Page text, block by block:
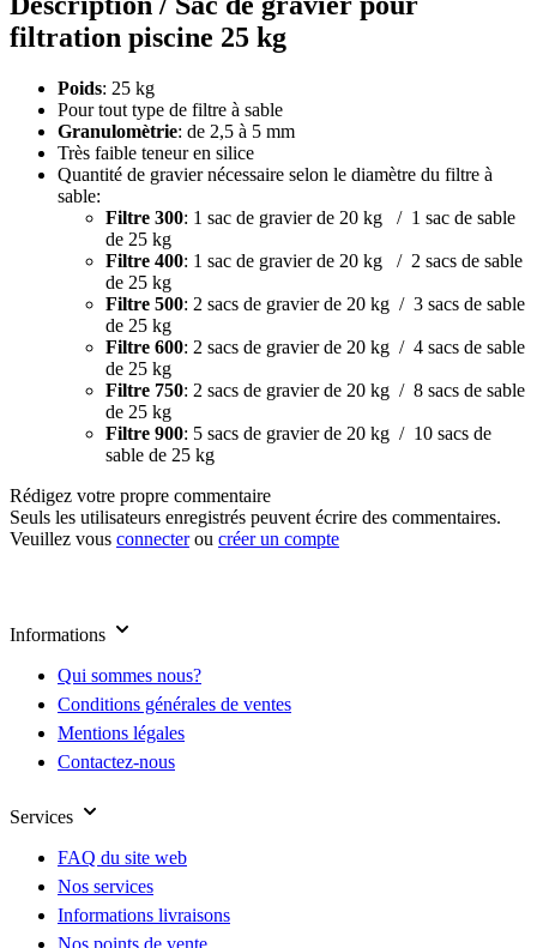
filtration piscine 25 kg
Poids: 25 kg
Pour tout type de filtre à sable
Granulomètrie: de 2,5 à 5 mm
Très faible teneur en silice
Quantité de gravier nécessaire selon le diamètre du filtre à
sable:
Filtre 300: 1 sac de gravier de 20 kg / 1 sac de sable
de 25 kg
Filtre 400: 1 sac de gravier de 20 kg / 2 sacs de sable
de 25 kg
Filtre 500: 2 sacs de gravier de 20 kg / 3 sacs de sable
de 25 kg
Filtre 600: 2 sacs de gravier de 20 kg / 4 sacs de sable
de 25 kg
Filtre 750: 2 sacs de gravier de 20 kg / 8 sacs de sable
de 25 kg
Filtre 900: 5 sacs de gravier de 20 kg / 10 sacs de
sable de 25 kg
Rédigez votre propre commentaire
Seuls les utilisateurs enregistrés peuvent écrire des commentaires.
Veuillez vous connecterou créer un compte
Informations
Qui sommes nous?
Conditions générales de ventes
Mentions légales
Contactez-nous
Services
FAQ du site web
Nos services
Informations livraisons
Nos points de vente